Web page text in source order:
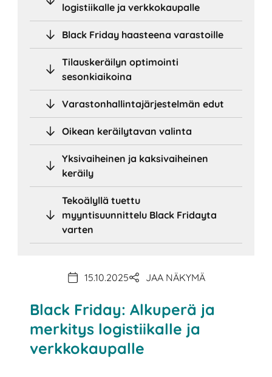
logistiikalle ja verkkokaupalle
Black Friday haasteena varastoille
Tilauskeräilyn optimointi
sesonkiaikoina
Varastonhallintajärjestelmän edut
Oikean keräilytavan valinta
Yksivaiheinen ja kaksivaiheinen
keräily
Tekoälyllä tuettu
myyntisuunnittelu Black Fridayta
varten
15.10.2025 JAA NÄKYMÄ
Black Friday: Alkuperä ja
merkitys logistiikalle ja
verkkokaupalle